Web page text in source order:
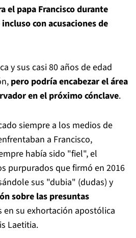
el papa Franciscodurante
con acusaciones de
y sus casi 80 años de edad
pero podría encabezar el área
en el próximo cónclave.
siempre a los medios de
a Francisco,
había sido "fiel", el
purpurados que firmó en 2016
sus "dubia" (dudas) y
sobre las presuntas
en su exhortación apostólica
Laetitia.